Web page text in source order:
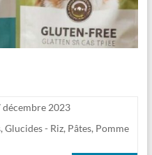
décembre 2023
, Glucides - Riz, Pâtes, Pomme